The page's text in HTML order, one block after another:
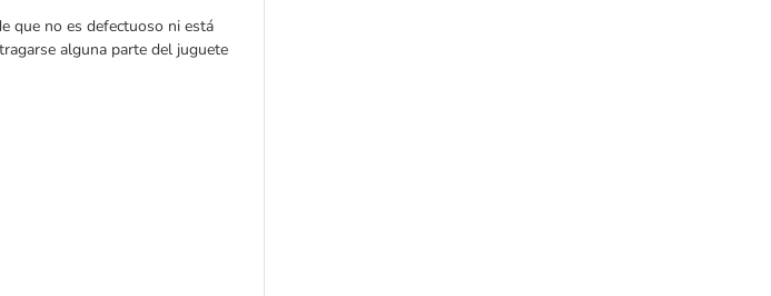
que no es defectuoso ni está
alguna parte del juguete